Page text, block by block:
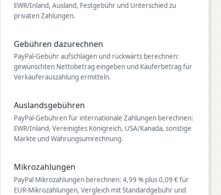
EWR/Inland, Ausland, Festgebühr und Unterschied zu
privaten Zahlungen.
Gebühren dazurechnen
PayPal-Gebühr aufschlagen und rückwärts berechnen:
gewünschten Nettobetrag eingeben und Käuferbetrag für
Verkäuferauszahlung ermitteln.
Auslandsgebühren
PayPal-Gebühren für internationale Zahlungen berechnen:
EWR/Inland, Vereinigtes Königreich, USA/Kanada, sonstige
Märkte und Währungsumrechnung.
Mikrozahlungen
PayPal Mikrozahlungen berechnen: 4,99 % plus 0,09 € für
EUR-Mikrozahlungen, Vergleich mit Standardgebühr und